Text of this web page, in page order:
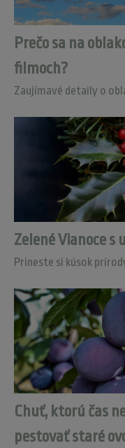
Prečo sa na
filmoch?
Zaujímavé detaily o
Zelené Vianoce
Prineste si kúsok
Chuť, ktorú čas
pestovať staré